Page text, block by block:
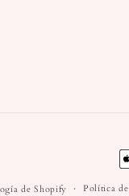
de Shopify Política